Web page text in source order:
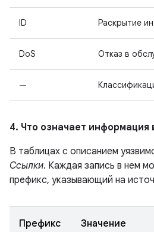
ID Раскрытие
DoS Отказ в
—
4. Что означает информация
В таблицах с описанием
Ссылки. Каждая запись в нем
префикс, указывающий на
Префикс Значение